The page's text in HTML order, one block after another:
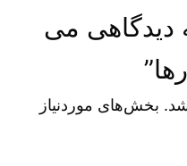
دیدگاهی می
بخش‌های موردنیاز